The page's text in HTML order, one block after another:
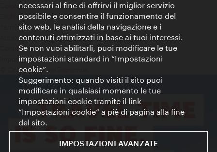
Colophon
Dichiarazione sulla protezione dei dati
Terms of Use
Accessibilità
Contatto stampa
Impostazioni cookie
© Copyright WienTourismus
necessari al fine di offrirvi il miglior servizio
possibile e consentire il funzionamento del
sito web, le analisi della navigazione e i
contenuti ottimizzati in base ai tuoi interessi.
Se non vuoi abilitarli, puoi modificare le tue
impostazioni standard in “Impostazioni
cookie”.
Suggerimento: quando visiti il sito puoi
modificare in qualsiasi momento le tue
impostazioni cookie tramite il link
“Impostazioni cookie” a piè di pagina alla fine
del sito.
IMPOSTAZIONI AVANZATE